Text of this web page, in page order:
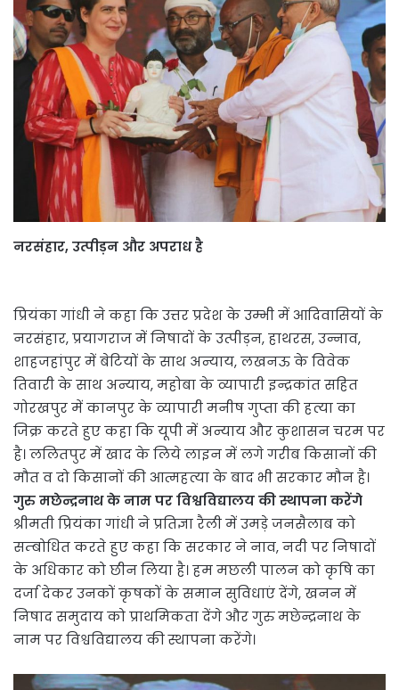
नरसंहार, उत्पीड़न और अपराध है
प्रियंका गांधी ने कहा कि उत्तर प्रदेश के उम्भी में आदिवासियों के
नरसंहार, प्रयागराज में निषादों के उत्पीड़न, हाथरस, उन्नाव,
शाहजहांपुर में बेटियों के साथ अन्याय, लखनऊ के विवेक
तिवारी के साथ अन्याय, महोबा के व्यापारी इन्द्रकांत सहित
गोरखपुर में कानपुर के व्यापारी मनीष गुप्ता की हत्या का
जिक्र करते हुए कहा कि यूपी में अन्याय और कुशासन चरम पर
है। ललितपुर में खाद के लिये लाइन में लगे गरीब किसानों की
मौत व दो किसानों की आत्महत्या के बाद भी सरकार मौन है।
गुरु मछेन्द्रनाथ के नाम पर विश्वविद्यालय की स्थापना करेंगे
श्रीमती प्रियंका गांधी ने प्रतिज्ञा रैली में उमड़े जनसैलाब को
सम्बोधित करते हुए कहा कि सरकार ने नाव, नदी पर निषादों
के अधिकार को छीन लिया है। हम मछली पालन को कृषि का
दर्जा देकर उनकों कृषकों के समान सुविधाएं देंगे, खनन में
निषाद समुदाय को प्राथमिकता देंगे और गुरु मछेन्द्रनाथ के
नाम पर विश्वविद्यालय की स्थापना करेंगे।